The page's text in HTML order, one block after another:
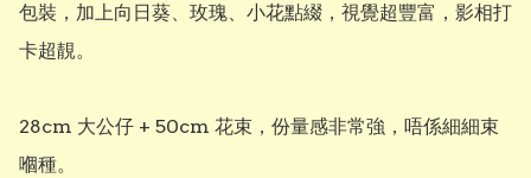
包裝，加上向日葵、玫瑰、小花點綴，視覺超豐富，影相打
卡超靚。
28cm 大公仔 + 50cm 花束，份量感非常強，唔係細細束
嗰種。